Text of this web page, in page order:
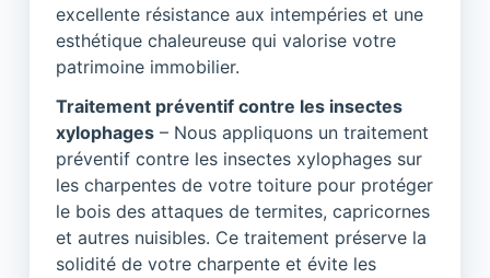
excellente résistance aux intempéries et une
esthétique chaleureuse qui valorise votre
patrimoine immobilier.
Traitement préventif contre les insectes
xylophages – Nous appliquons un traitement
préventif contre les insectes xylophages sur
les charpentes de votre toiture pour protéger
le bois des attaques de termites, capricornes
et autres nuisibles. Ce traitement préserve la
solidité de votre charpente et évite les